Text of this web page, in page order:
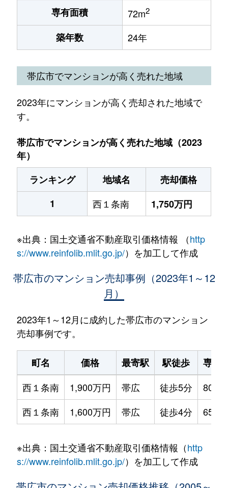
専有面積 72m2
築年数 24年
帯広市でマンションが高く売れた地域
2023年にマンションが高く売却された地域で
す。
帯広市でマンションが高く売れた地域（2023
年）
ランキング
地域名
売却価格
1
西１条南 1,750万円
※出典：国土交通省不動産取引価格情報 （http
s://www.reinfolib.mlit.go.jp/）を加工して作成
帯広市のマンション売却事例（2023年1～12
月）
2023年1～12月に成約した帯広市のマンション
売却事例です。
町名 価格 最寄駅 駅徒歩
専有
西１条南
1,900万円 帯広 徒歩5分
80m²
西１条南
1,600万円 帯広 徒歩4分 65m²
※出典：国土交通省不動産取引価格情報（http
s://www.reinfolib.mlit.go.jp/）を加工して作成